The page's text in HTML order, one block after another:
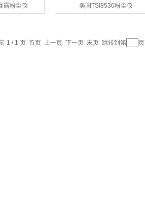
露粉尘仪 美国TSI8530粉尘仪
1 / 1 页 首页 上一页 下一页 末页 跳转到第 页